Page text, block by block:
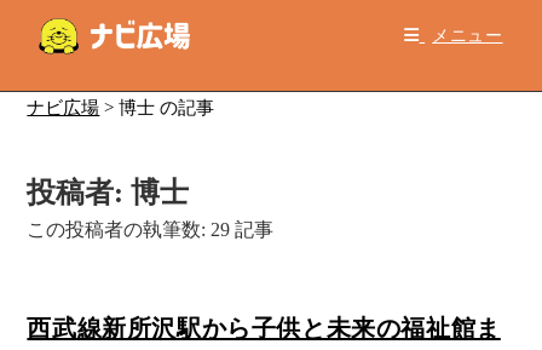
メニュー
ナビ広場 >博士 の記事
投稿者:博士
この投稿者の執筆数: 29 記事
西武線新所沢駅から子供と未来の福祉館ま